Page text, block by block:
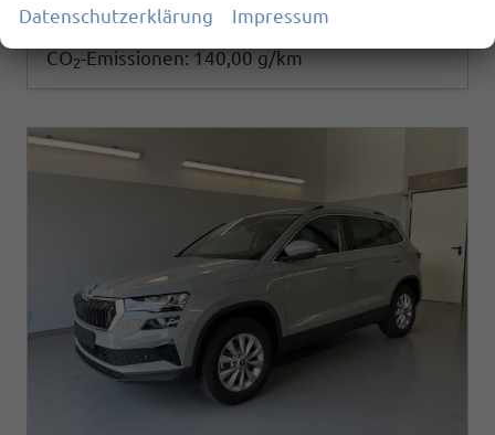
Verbrauch kombiniert:6,10 l/100km
CO2-Emissionen: 140,00 g/km
Datenschutzerklärung Impressum